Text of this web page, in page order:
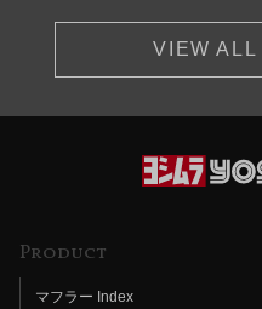
VIEW ALL
Product
マフラー Index